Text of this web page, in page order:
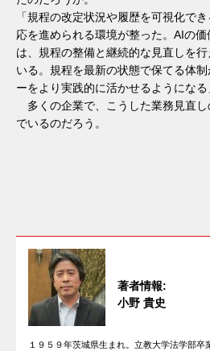
「規程の改定状況や履歴を可視化で
応を進められる環境が整った。AIの
は、規程の整備と継続的な見直しを
いる。規程を最新の状態で保てる体
ーをより実践的に活かせるようになる
多くの企業で、こうした業務見直
でいるのだろう。
著者情報:
小野 貴史
１９５９年茨城県生まれ。立教大学法学部